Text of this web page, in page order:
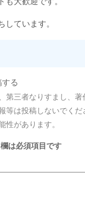
しています。
る
第三者なりすまし、著
等は投稿しないでくだ
性があります。
は必須項目です